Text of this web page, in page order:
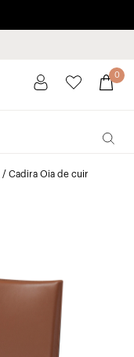
0
/ Cadira Oia de cuir